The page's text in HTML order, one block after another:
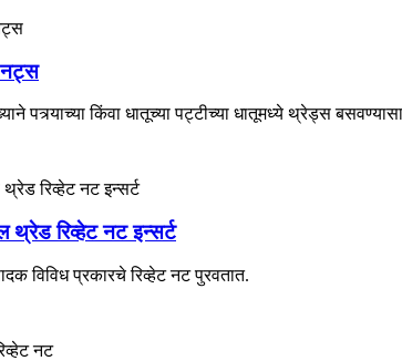
नट्स
पत्र्याच्या किंवा धातूच्या पट्टीच्या धातूमध्ये थ्रेड्स
रिव्हेट नट इन्सर्ट
विविध प्रकारचे रिव्हेट नट पुरवतात.